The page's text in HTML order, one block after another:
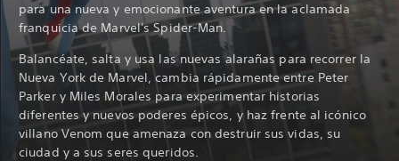
para una nueva y emocionante aventura en la aclamada
franquicia de Marvel's Spider-Man.
Balancéate, salta y usa las nuevas alarañas para recorrer la
Nueva York de Marvel, cambia rápidamente entre Peter
Parker y Miles Morales para experimentar historias
diferentes y nuevos poderes épicos, y haz frente al icónico
villano Venom que amenaza con destruir sus vidas, su
ciudad y a sus seres queridos.